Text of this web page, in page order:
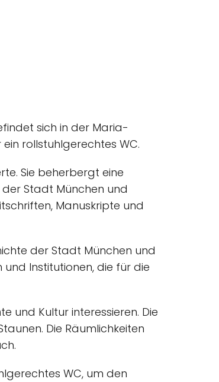
sich in der Maria-
rollstuhlgerechtes WC.
Sie beherbergt eine
Stadt München und
Manuskripte und
der Stadt München und
und Institutionen, die für die
und Kultur interessieren. Die
Die Räumlichkeiten
WC, um den